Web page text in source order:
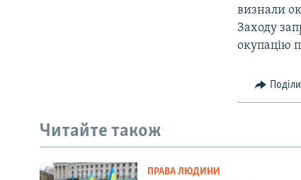
визнали
Заходу
окупацію
Читайте також
ПРАВА ЛЮДИНИ